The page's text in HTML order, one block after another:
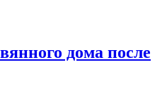
дома после